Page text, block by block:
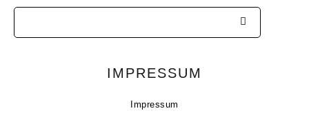
IMPRESSUM
Impressum